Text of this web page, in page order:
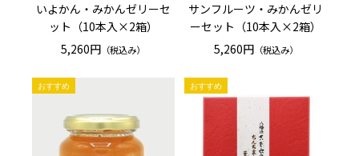
いよかん・みかんゼリーセ
ット（10本入×2箱）
5,260円 （税込み）
サンフルーツ・みかんゼリ
ーセット（10本入×2箱）
5,260円 （税込み）